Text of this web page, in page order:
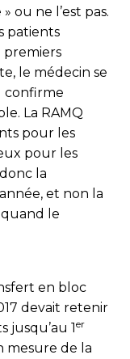
ou ne l’est pas.
patients
premiers
le médecin se
confirme
La RAMQ
pour les
pour les
la
et non la
le
en bloc
devait retenir
jusqu’au 1er
mesure de la